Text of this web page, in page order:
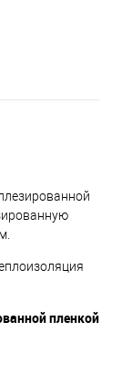
пленкой